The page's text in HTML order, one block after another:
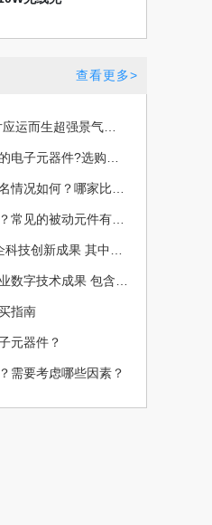
查看更多>
生超强景气周期启动
元器件?选购技巧来了
如何？哪家比较好呢!
的被动元件有哪些？
果 其中包括核心电子元器件
果 包含两项核心电子元器件类
指南
元器件？
需要考虑哪些因素？